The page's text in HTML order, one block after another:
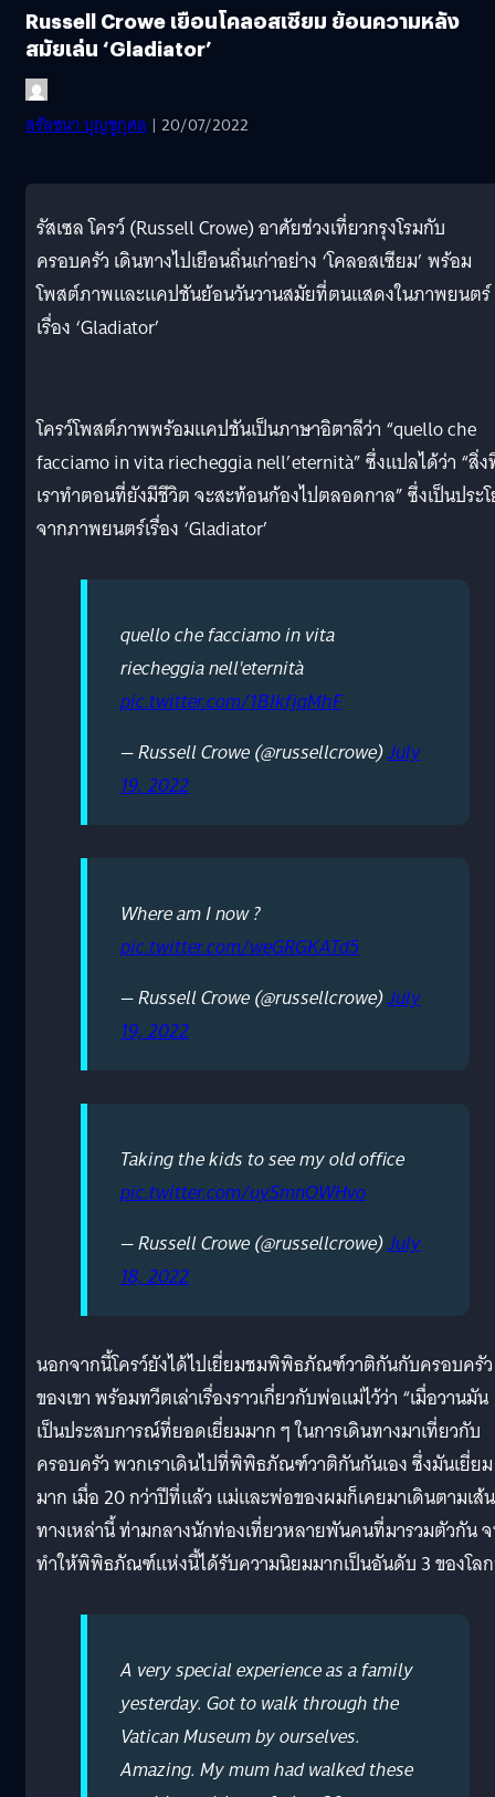
Russell Crowe เยือนโคลอสเซียม ย้อนความหลัง
สมัยเล่น ‘Gladiator’
สรัลชนา บุญชูกุศล | 20/07/2022
รัสเซล โครว์ (Russell Crowe) อาศัยช่วงเที่ยวกรุงโรมกับ
ครอบครัว เดินทางไปเยือนถิ่นเก่าอย่าง ‘โคลอสเซียม’ พร้อม
โพสต์ภาพและแคปชันย้อนวันวานสมัยที่ตนแสดงในภาพยนตร์
เรื่อง ‘Gladiator’
โครว์โพสต์ภาพพร้อมแคปชันเป็นภาษาอิตาลีว่า “quello che
facciamo in vita riecheggia nell’eternità” ซึ่งแปลได้ว่า “สิ่
เราทำตอนที่ยังมีชีวิต จะสะท้อนก้องไปตลอดกาล” ซึ่งเป็นประ
จากภาพยนตร์เรื่อง ‘Gladiator’
quello che facciamo in vita
riecheggia nell'eternità
pic.twitter.com/1BIkfjqMhF
— Russell Crowe (@russellcrowe)July
19, 2022
Where am I now ?
pic.twitter.com/weGRGKATd5
— Russell Crowe (@russellcrowe)July
19, 2022
Taking the kids to see my old office
pic.twitter.com/uySmnOWHvo
— Russell Crowe (@russellcrowe)July
18, 2022
นอกจากนี้โครว์ยังได้ไปเยี่ยมชมพิพิธภัณฑ์วาติกันกับครอบครัว
ของเขา พร้อมทวีตเล่าเรื่องราวเกี่ยวกับพ่อแม่ไว้ว่า “เมื่อวานมัน
เป็นประสบการณ์ที่ยอดเยี่ยมมาก ๆ ในการเดินทางมาเที่ยวกับ
ครอบครัว พวกเราเดินไปที่พิพิธภัณฑ์วาติกันกันเอง ซึ่งมันเยี่ยม
มาก เมื่อ 20 กว่าปีที่แล้ว แม่และพ่อของผมก็เคยมาเดินตามเส้น
ทางเหล่านี้ ท่ามกลางนักท่องเที่ยวหลายพันคนที่มารวมตัวกัน
ทำให้พิพิธภัณฑ์แห่งนี้ได้รับความนิยมมากเป็นอันดับ 3 ของโล
A very special experience as a family
yesterday. Got to walk through the
Vatican Museum by ourselves.
Amazing. My mum had walked these